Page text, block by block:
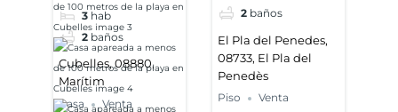
playa en
Cubelles
3 hab
2 baños
Cubelles, 08880,
Marítim
Casa Venta
2 baños
El Pla del Penedes,
08733, El Pla del
Penedès
Piso Venta